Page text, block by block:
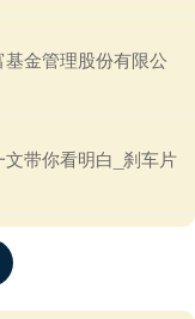
金管理股份有限公
带你看明白_刹车片